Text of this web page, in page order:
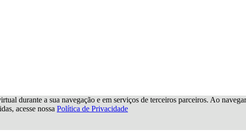
durante a sua navegação e em serviços de terceiros parceiros. Ao
acesse nossa Política de Privacidade